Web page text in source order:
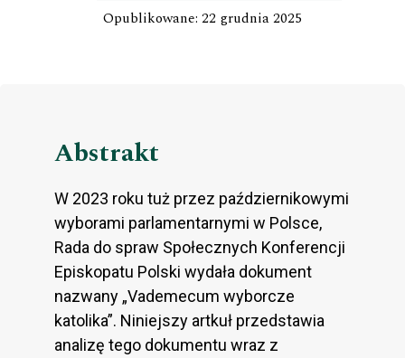
Opublikowane: 22 grudnia 2025
Abstrakt
W 2023 roku tuż przez październikowymi
wyborami parlamentarnymi w Polsce,
Rada do spraw Społecznych Konferencji
Episkopatu Polski wydała dokument
nazwany „Vademecum wyborcze
katolika”. Niniejszy artkuł przedstawia
analizę tego dokumentu wraz z